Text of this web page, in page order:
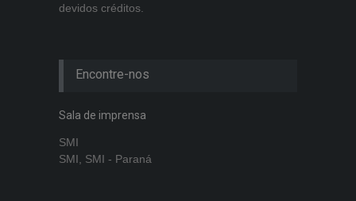
devidos créditos.
Encontre-nos
Sala de imprensa
SMI
SMI, SMI - Paraná